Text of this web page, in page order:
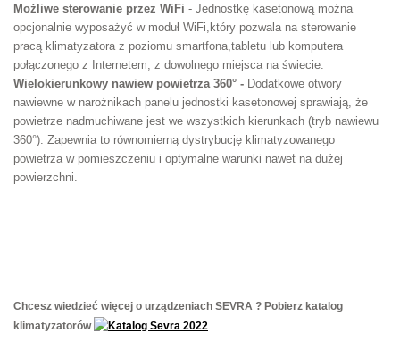
Możliwe sterowanie przez WiFi - Jednostkę kasetonową można
opcjonalnie wyposażyć w moduł WiFi,który pozwala na sterowanie
pracą klimatyzatora z poziomu smartfona,tabletu lub komputera
połączonego z Internetem, z dowolnego miejsca na świecie.
Wielokierunkowy nawiew powietrza 360° - Dodatkowe otwory
nawiewne w narożnikach panelu jednostki kasetonowej sprawiają, że
powietrze nadmuchiwane jest we wszystkich kierunkach (tryb nawiewu
360°). Zapewnia to równomierną dystrybucję klimatyzowanego
powietrza w pomieszczeniu i optymalne warunki nawet na dużej
powierzchni.
Chcesz wiedzieć więcej o urządzeniach SEVRA ? Pobierz katalog
klimatyzatorów